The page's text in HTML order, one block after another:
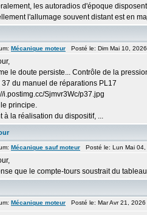
les autoradios d'époque
l'allumage souvent distant est en
Mécanique moteur Posté le: Dim Mai 10,
le doute persiste... Contrôle de la
37 du manuel de réparations PL17
i.postimg.cc/Sjmvr3Wc/p37.jpg
principe.
à la réalisation du dispositif, ...
Mécanique sauf moteur Posté le: Lun Mai
que le compte-tours soustrait du
Mécanique moteur Posté le: Mar Avr 21,